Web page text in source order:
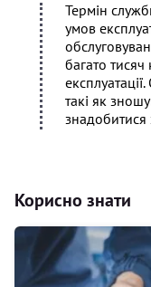
Термін
умов
багато тисяч
такі як
знадобитися
Корисно знати